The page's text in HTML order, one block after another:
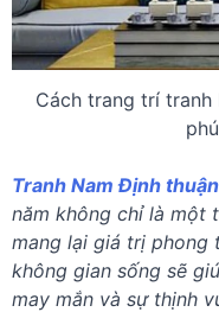
Cách trang trí
Tranh Nam Định
năm không chỉ là một
mang lại giá trị phong
không gian sống sẽ
may mắn và sự thịnh